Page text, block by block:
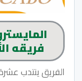
فريقه
الفريق ينتدب